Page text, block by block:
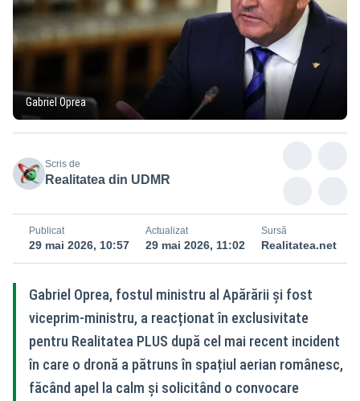
Gabriel Oprea
Scris de
Realitatea din UDMR
Publicat
29 mai 2026, 10:57
Actualizat
29 mai 2026, 11:02
Sursă
Realitatea.net
Gabriel Oprea, fostul ministru al Apărării și fost
viceprim-ministru, a reacționat în exclusivitate
pentru Realitatea PLUS după cel mai recent incident
în care o dronă a pătruns în spațiul aerian românesc,
făcând apel la calm și solicitând o convocare